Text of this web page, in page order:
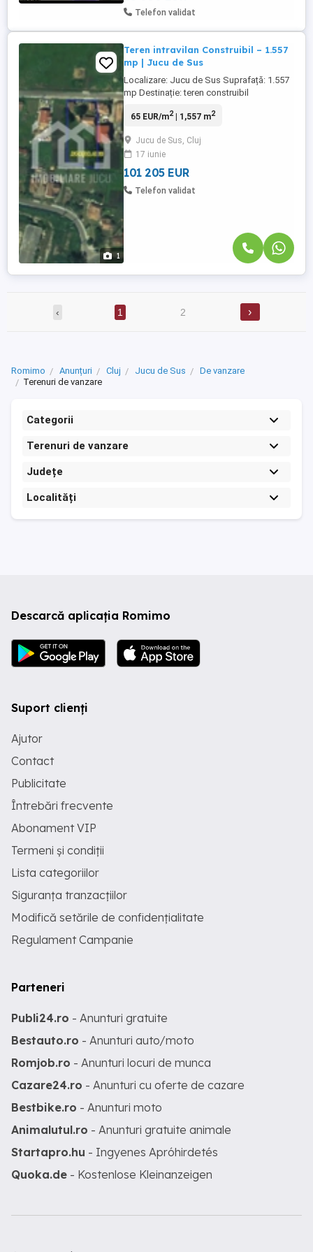
Telefon validat
1
Teren intravilan Construibil – 1.557
mp | Jucu de Sus
Localizare: Jucu de Sus Suprafață: 1.557
mp Destinație: teren construibil
construibil ✅ Utilități disponibile în zonă:
există o construcție demolabilă ✅ Parcelă
generoasă, potrivită pentru dezvoltare
rezidențială ✅ Zonă ...
65 EUR/m2| 1,557 m2
Jucu de Sus, Cluj
17 iunie
101 205 EUR
Telefon validat
‹ 1 2 ›
Romimo Anunțuri Cluj Jucu de Sus
De vanzare
Terenuri de vanzare
Categorii
Terenuri de vanzare
Județe
Localități
Descarcă aplicația Romimo
Suport clienți
Ajutor
Contact
Publicitate
Întrebări frecvente
Abonament VIP
Termeni și condiții
Lista categoriilor
Siguranța tranzacțiilor
Modifică setările de confidențialitate
Regulament Campanie
Parteneri
Publi24.ro - Anunturi gratuite
Bestauto.ro - Anunturi auto/moto
Romjob.ro - Anunturi locuri de munca
Cazare24.ro - Anunturi cu oferte de cazare
Bestbike.ro - Anunturi moto
Animalutul.ro - Anunturi gratuite animale
Startapro.hu - Ingyenes Apróhirdetés
Quoka.de - Kostenlose Kleinanzeigen